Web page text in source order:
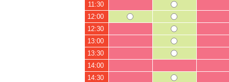
11:30
12:00
12:30
13:00
13:30
14:00
14:30